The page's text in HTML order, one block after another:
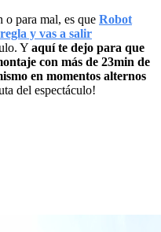
o para mal, es que Robot
y vas a salir
Y aquí te dejo para que
con más de 23min de
en momentos alternos
del espectáculo!